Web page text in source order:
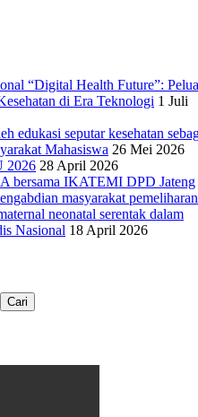
“Digital Health Future”:
di Era Teknologi 1 Juli
edukasi seputar kesehatan
Mahasiswa 26 Mei 2026
2026 28 April 2026
bersama IKATEMI DPD Jateng
masyarakat pemeliharan
neonatal serentak dalam
Nasional 18 April 2026